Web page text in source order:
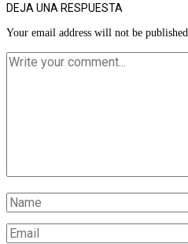
DEJA UNA RESPUESTA
Your email address will not be published.